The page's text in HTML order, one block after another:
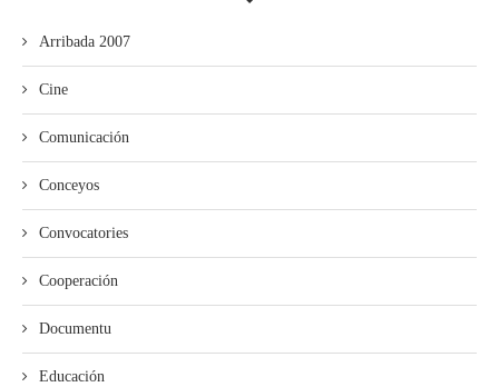
Arribada 2007
Cine
Comunicación
Conceyos
Convocatories
Cooperación
Documentu
Educación